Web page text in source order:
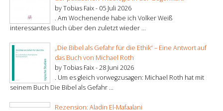
by Tobias Faix - 05 Juli 2026
. Am Wochenende habe ich Volker Weiß
interessantes Buch über den zuletzt wieder ...
„Die Bibel als Gefahr für die Ethik“ – Eine Antwort auf
das Buch von Michael Roth
by Tobias Faix -28 Juni 2026
. Um es gleich vorwegzusagen: Michael Roth hat mit
seinem Buch Die Bibel als Gefahr ...
Rezension: Aladin El-Mafaalani